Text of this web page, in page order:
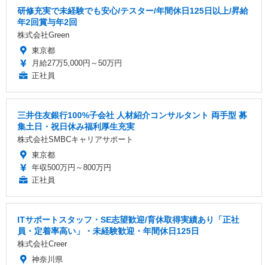
研修充実で未経験でも安心/テスター/年間休日125日以上/昇給
年2回賞与年2回
株式会社Green
東京都
月給27万5,000円～50万円
正社員
三井住友銀行100%子会社 人材紹介コンサルタント 両手型 募
集土日・祝日休み福利厚生充実
株式会社SMBCキャリアサポート
東京都
年収500万円～800万円
正社員
ITサポートスタッフ・SE志望歓迎/育休取得実績あり「正社
員・定着率高い」・未経験歓迎・年間休日125日
株式会社Creer
神奈川県